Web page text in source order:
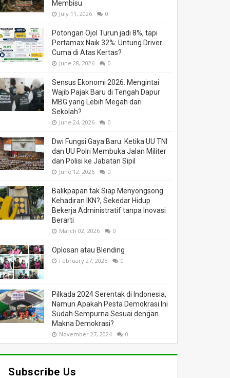
Membisu
July 11, 2026 0
Potongan Ojol Turun jadi 8%, tapi
Pertamax Naik 32%: Untung Driver
Cuma di Atas Kertas?
June 28, 2026 0
Sensus Ekonomi 2026: Mengintai
Wajib Pajak Baru di Tengah Dapur
MBG yang Lebih Megah dari
Sekolah?
June 24, 2026 0
Dwi Fungsi Gaya Baru: Ketika UU TNI
dan UU Polri Membuka Jalan Militer
dan Polisi ke Jabatan Sipil
June 12, 2026 0
Balikpapan tak Siap Menyongsong
Kehadiran IKN?, Sekedar Hidup
Bekerja Administratif tanpa Inovasi
Berarti
March 02, 2026 0
Oplosan atau Blending
February 27, 2025 0
Pilkada 2024 Serentak di Indonesia,
Namun Apakah Pesta Demokrasi Ini
Sudah Sempurna Sesuai dengan
Makna Demokrasi?
November 27, 2024 0
Subscribe Us